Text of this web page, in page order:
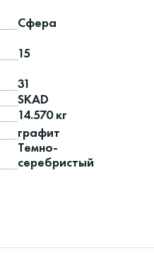
Сфера
15
31
SKAD
14.570 кг
графит
Темно-
серебристый